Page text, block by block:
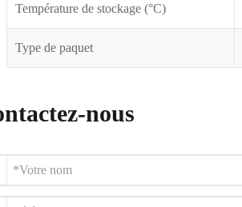
Température de stockage (°C)
Type de paquet
nous